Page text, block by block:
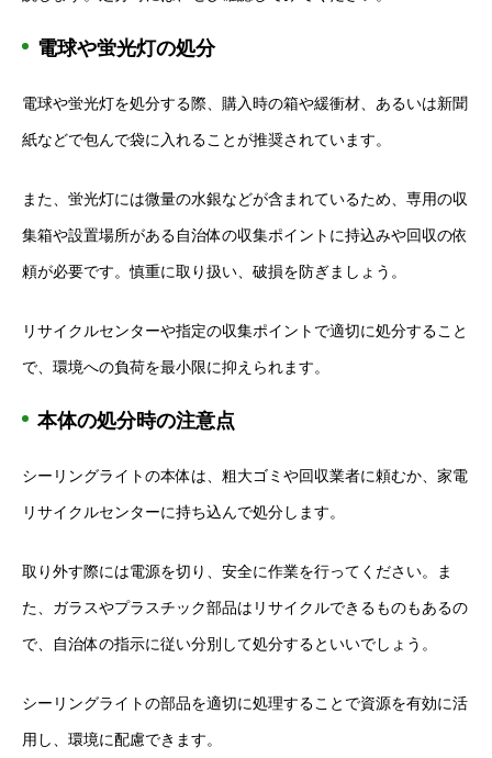
電球や蛍光灯の処分
電球や蛍光灯を処分する際、購入時の箱や緩衝材、あるいは新聞
紙などで包んで袋に入れることが推奨されています。
また、蛍光灯には微量の水銀などが含まれているため、専用の収
集箱や設置場所がある自治体の収集ポイントに持込みや回収の依
頼が必要です。慎重に取り扱い、破損を防ぎましょう。
リサイクルセンターや指定の収集ポイントで適切に処分すること
で、環境への負荷を最小限に抑えられます。
本体の処分時の注意点
シーリングライトの本体は、粗大ゴミや回収業者に頼むか、家電
リサイクルセンターに持ち込んで処分します。
取り外す際には電源を切り、安全に作業を行ってください。ま
た、ガラスやプラスチック部品はリサイクルできるものもあるの
で、自治体の指示に従い分別して処分するといいでしょう。
シーリングライトの部品を適切に処理することで資源を有効に活
用し、環境に配慮できます。